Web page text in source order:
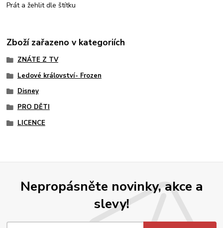
Prát a žehlit dle štítku
Zboží zařazeno v kategoriích
ZNÁTE Z TV
Ledové království- Frozen
Disney
PRO DĚTI
LICENCE
Nepropásněte novinky, akce a
slevy!